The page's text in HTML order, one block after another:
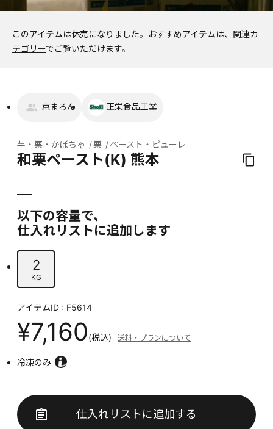
このアイテムは休売になりました。 おすすめアイテムは、 関連カ
テゴリーでご覧いただけます。
京まろん 正栄食品工業
芋・栗・かぼちゃ 栗 ペースト・ピューレ
和栗ペースト(K) 熊本
以下の容量で、
仕入れリストに追加します
2
KG
アイテムID : F5614
¥7,160(税込) 送料・プランについて
冷凍のみ
仕入れリストに追加する